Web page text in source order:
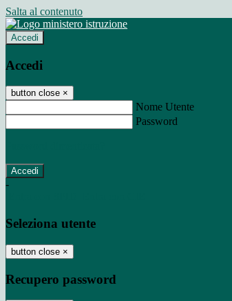
Salta al contenuto
Accedi
Accedi
button close ×
Nome Utente
Password
-
Seleziona utente
button close ×
Recupero password